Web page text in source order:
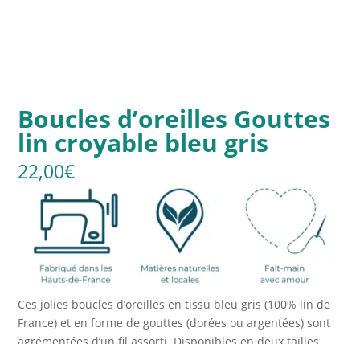
Boucles d’oreilles Gouttes
lin croyable bleu gris
22,00€
Ces jolies boucles d’oreilles en tissu bleu gris (100% lin de
France) et en forme de gouttes (dorées ou argentées) sont
agrémentées d’un fil assorti. Disponibles en deux tailles,